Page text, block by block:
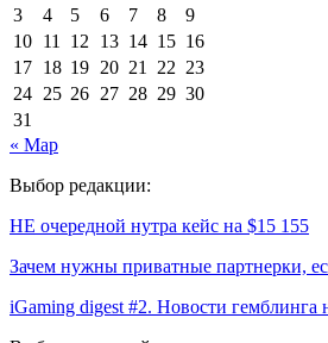
3
4 5 6 7 8
9
10 11 12 13 14 15 16
17 18 19 20 21 22 23
24 25 26 27 28 29 30
31
« Мар
Выбор редакции:
НЕ очередной нутра кейс на $15 155
Зачем нужны приватные партнерки,
iGaming digest #2. Новости